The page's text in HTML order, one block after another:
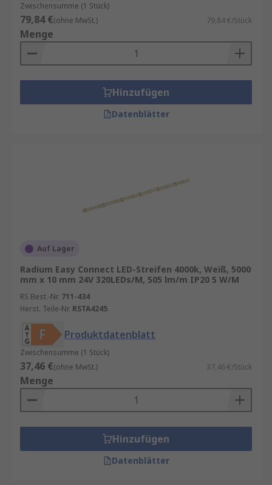
Zwischensumme (1 Stück)
79,84 €(ohne MwSt.) 79,84 €/Stück
Menge
Hinzufügen
Datenblätter
Auf Lager
Radium Easy Connect LED-Streifen 4000k, Weiß, 5000
mm x 10 mm 24V 320LEDs/M, 505 lm/m IP20 5 W/M
RS Best.-Nr. 711-434
Herst. Teile-Nr. RSTA4245
Produktdatenblatt
Zwischensumme (1 Stück)
37,46 €(ohne MwSt.) 37,46 €/Stück
Menge
Hinzufügen
Datenblätter